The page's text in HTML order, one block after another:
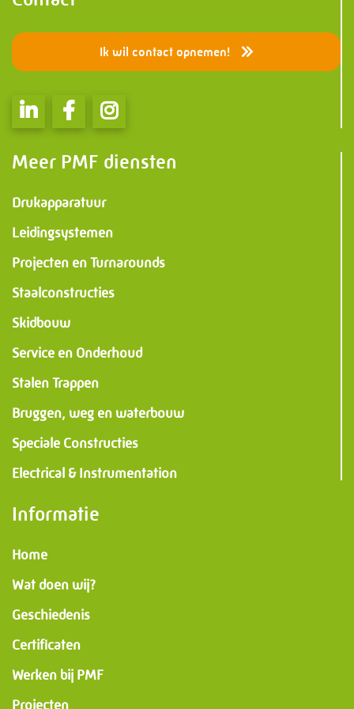
PMF Industry Group
+31 (0)595 - 431 729
Ik wil contact opnemen!
Meer PMF diensten
Drukapparatuur
Leidingsystemen
Projecten en Turnarounds
Staalconstructies
Skidbouw
Service en Onderhoud
Stalen Trappen
Bruggen, weg en waterbouw
Speciale Constructies
Electrical & Instrumentation
Informatie
Home
Wat doen wij?
Geschiedenis
Certificaten
Werken bij PMF
Projecten